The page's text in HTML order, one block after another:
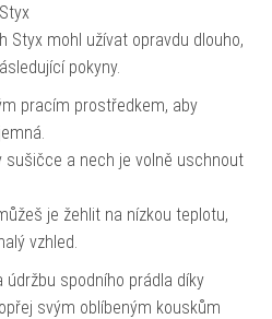
Styx mohl užívat opravdu dlouho,
pokyny.
pracím prostředkem, aby
sušičce a nech je volně uschnout
je žehlit na nízkou teplotu,
vzhled.
spodního prádla díky
svým oblíbeným kouskům